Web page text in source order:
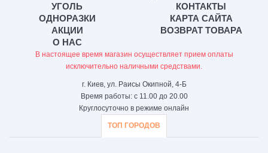
УГОЛЬ
ОДНОРАЗКИ
АКЦИИ
О НАС
КОНТАКТЫ
КАРТА САЙТА
ВОЗВРАТ ТОВАРА
В настоящее время магазин осуществляет прием оплаты
исключительно наличными средствами.
г. Киев, ул. Раисы Окипной, 4-Б
Время работы: с 11.00 до 20.00
Круглосуточно в режиме онлайн
ТОП ГОРОДОВ